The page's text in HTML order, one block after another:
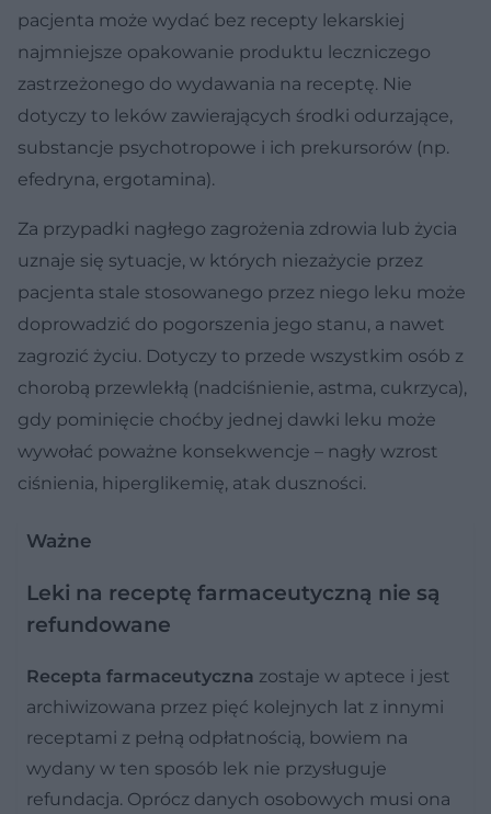
pacjenta może wydać bez recepty lekarskiej
najmniejsze opakowanie produktu leczniczego
zastrzeżonego do wydawania na receptę. Nie
dotyczy to leków zawierających środki odurzające,
substancje psychotropowe i ich prekursorów (np.
efedryna, ergotamina).
Za przypadki nagłego zagrożenia zdrowia lub życia
uznaje się sytuacje, w których niezażycie przez
pacjenta stale stosowanego przez niego leku może
doprowadzić do pogorszenia jego stanu, a nawet
zagrozić życiu. Dotyczy to przede wszystkim osób z
chorobą przewlekłą (nadciśnienie, astma, cukrzyca),
gdy pominięcie choćby jednej dawki leku może
wywołać poważne konsekwencje – nagły wzrost
ciśnienia, hiperglikemię, atak duszności.
Ważne
Leki na receptę farmaceutyczną nie są
refundowane
Recepta farmaceutyczna zostaje w aptece i jest
archiwizowana przez pięć kolejnych lat z innymi
receptami z pełną odpłatnością, bowiem na
wydany w ten sposób lek nie przysługuje
refundacja. Oprócz danych osobowych musi ona